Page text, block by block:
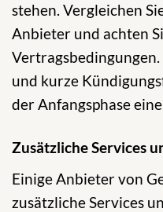
stehen. Vergleichen
Anbieter und achten
und kurze
der Anfangsphase
Zusätzliche Services
Einige Anbieter von
zusätzliche Services